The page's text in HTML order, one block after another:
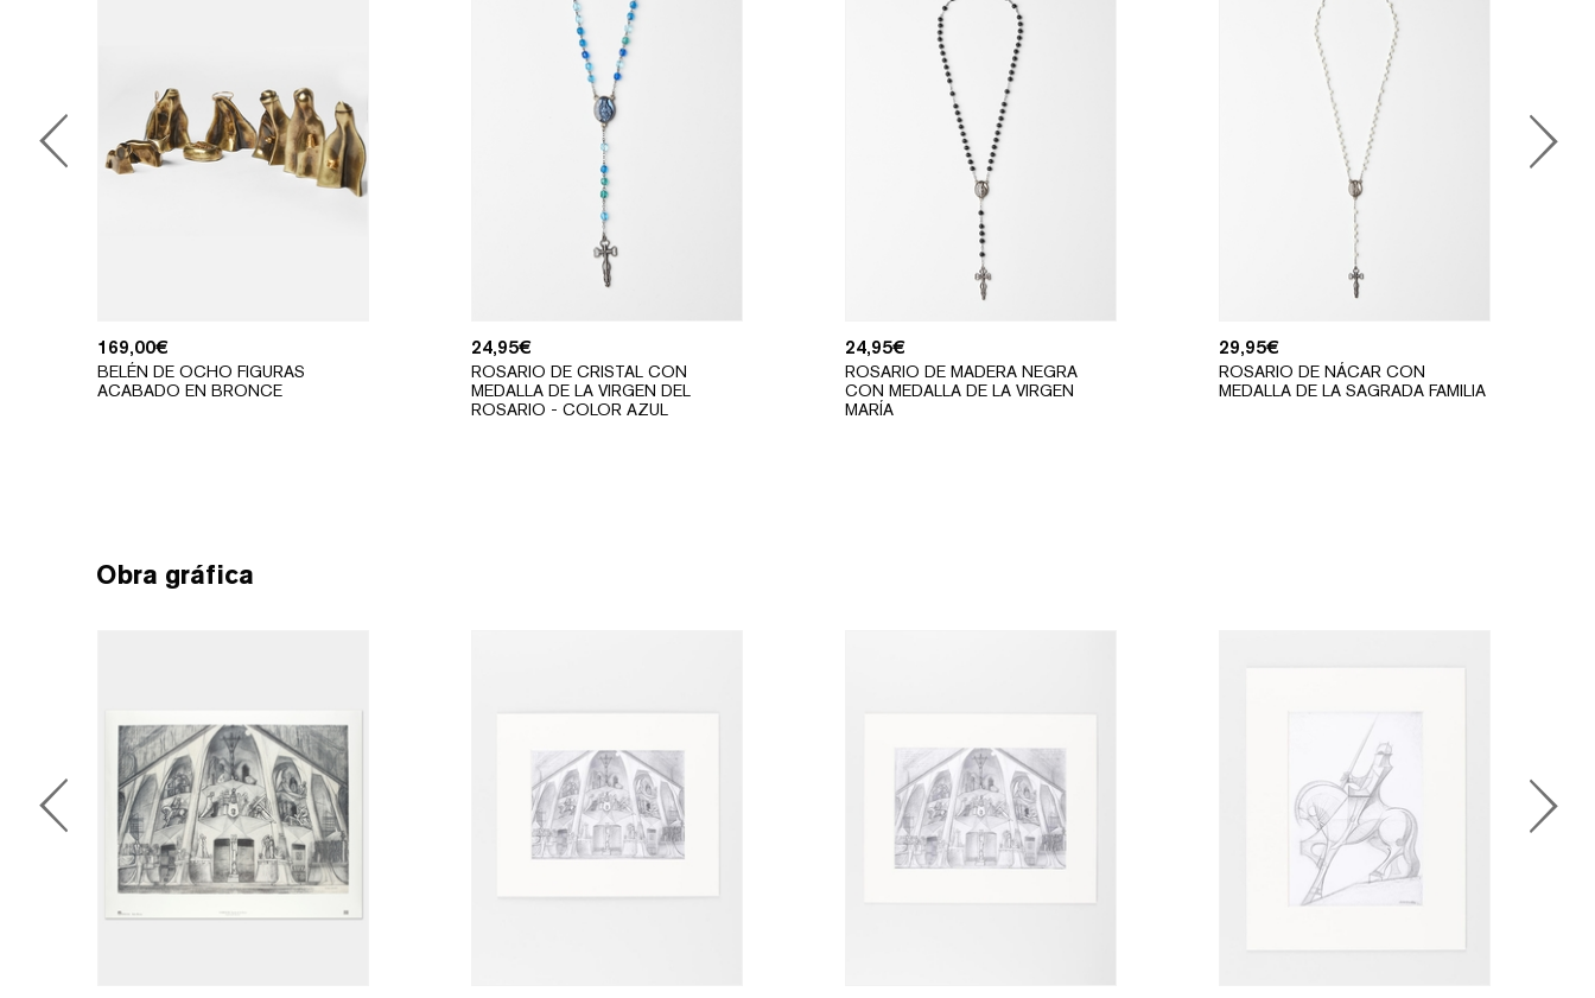
169,00€
BELÉN DE OCHO FIGURAS
ACABADO EN BRONCE
24,95€
ROSARIO DE CRISTAL CON
MEDALLA DE LA VIRGEN DEL
ROSARIO - COLOR AZUL
24,95€
ROSARIO DE MADERA NEGRA
CON MEDALLA DE LA VIRGEN
MARÍA
29,95€
ROSARIO DE NÁCAR CON
MEDALLA DE LA SAGRADA FAMILIA
Obra gráfica